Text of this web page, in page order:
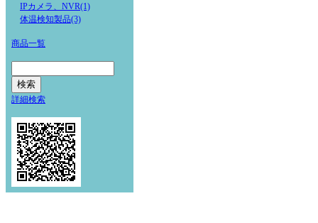
IPカメラ、NVR(1)
体温検知製品(3)
商品一覧
詳細検索